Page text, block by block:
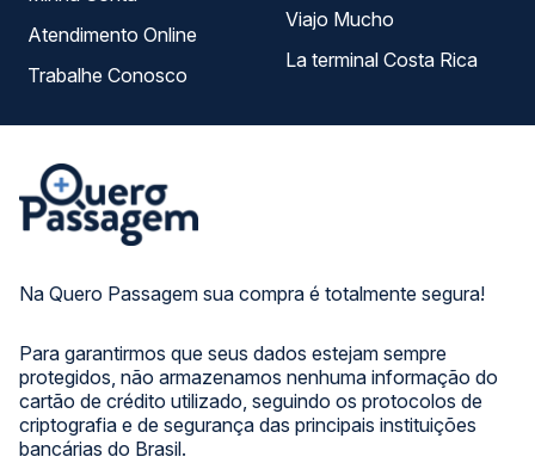
Na Quero Passagem sua compra é totalmente segura!
Para garantirmos que seus dados estejam sempre
protegidos, não armazenamos nenhuma informação do
cartão de crédito utilizado, seguindo os protocolos de
criptografia e de segurança das principais instituições
bancárias do Brasil.
Atendimento Online
Trabalhe Conosco
Viajo Mucho
La terminal Costa Rica